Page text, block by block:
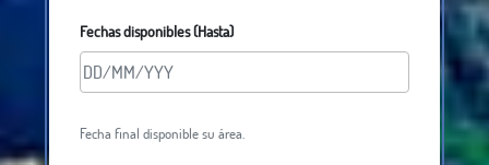
Fechas disponibles (Hasta)
Fecha final disponible su área.